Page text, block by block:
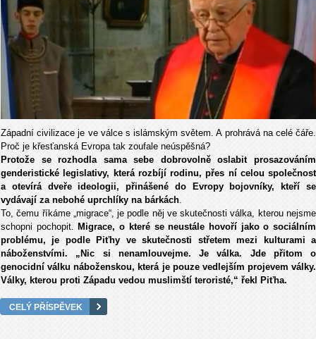
Západní civilizace je ve válce s islámským světem. A prohrává na celé čáře.
Proč je křesťanská Evropa tak zoufale neúspěšná?
Protože se rozhodla sama sebe dobrovolně oslabit prosazováním
genderistické legislativy, která rozbíjí rodinu, přes ní celou společnost
a otevírá dveře ideologii, přinášené do Evropy bojovníky, kteří se
vydávají za nebohé uprchlíky na bárkách.
To, čemu říkáme „migrace“, je podle něj ve skutečnosti válka, kterou nejsme
schopni pochopit. Migrace, o které se neustále hovoří jako o sociálním
problému, je podle Piťhy ve skutečnosti střetem mezi kulturami a
náboženstvími. „Nic si nenamlouvejme. Je válka. Jde přitom o
genocidní válku náboženskou, která je pouze vedlejším projevem války.
Války, kterou proti Západu vedou muslimští teroristé,“ řekl Piťha.
CELÝ PŘÍSPĚVEK